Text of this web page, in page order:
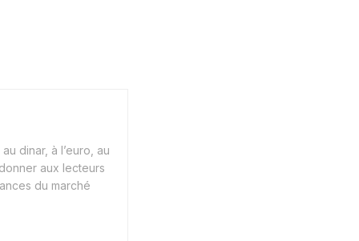
dinar, à l’euro, au
aux lecteurs
du marché